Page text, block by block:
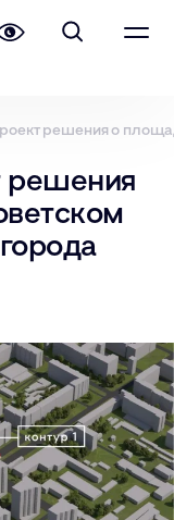
решения о
решения